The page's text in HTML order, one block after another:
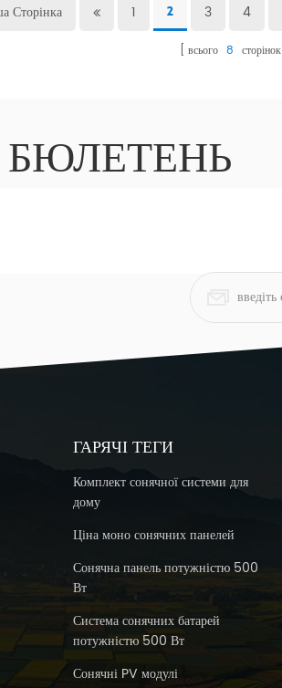
Сторінка 1 2 3 4
всього 8 сторінок
ГАРЯЧІ ТЕГИ
Комплект сонячної системи для
дому
Ціна моно сонячних панелей
Сонячна панель потужністю 500
Вт
Система сонячних батарей
потужністю 500 Вт
Сонячні PV модулі